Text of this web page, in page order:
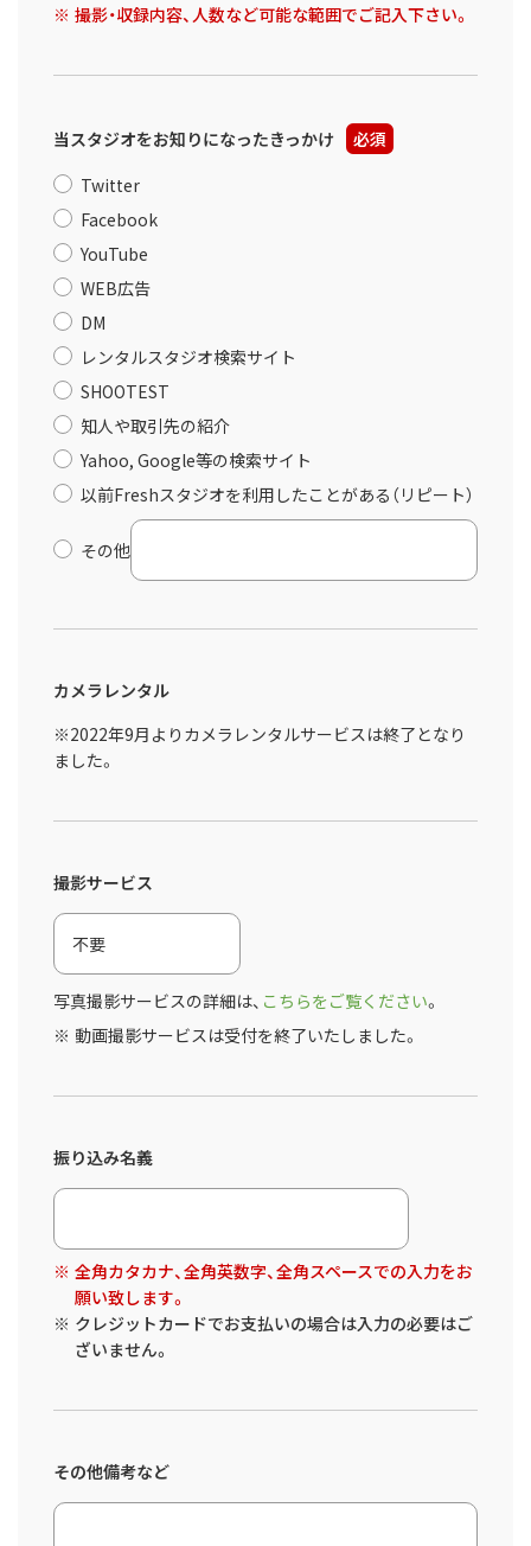
撮影・収録内容、人数など可能な範囲でご記入下さい。
当スタジオをお知りになったきっかけ
必須
Twitter
Facebook
YouTube
WEB広告
DM
レンタルスタジオ検索サイト
SHOOTEST
知人や取引先の紹介
Yahoo, Google等の検索サイト
以前Freshスタジオを利用したことがある（リピート）
その他
カメラレンタル
※2022年9月よりカメラレンタルサービスは終了となり
ました。
撮影サービス
写真撮影サービスの詳細は、 こちらをご覧ください。
動画撮影サービスは受付を終了いたしました。
振り込み名義
全角カタカナ、全角英数字、全角スペースでの入力をお
願い致します。
クレジットカードでお支払いの場合は入力の必要はご
ざいません。
その他備考など